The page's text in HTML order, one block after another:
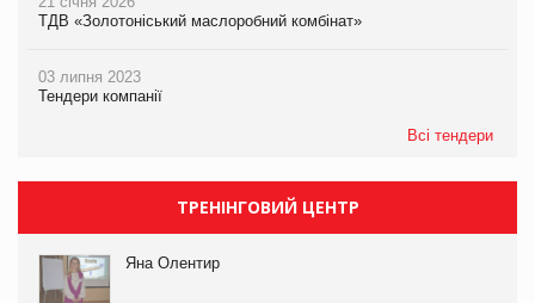
ТДВ «Золотоніський маслоробний комбінат»
03 липня 2023
Тендери компанії
Всі тендери
ТРЕНІНГОВИЙ ЦЕНТР
Яна Олентир